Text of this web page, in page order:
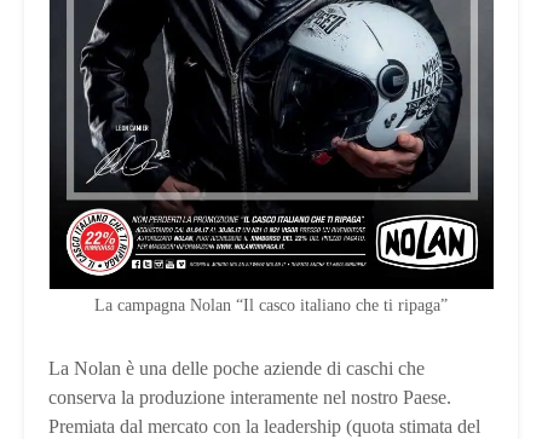
La campagna Nolan “Il casco italiano che ti ripaga”
La Nolan è una delle poche aziende di caschi che
conserva la produzione interamente nel nostro Paese.
Premiata dal mercato con la leadership (quota stimata del